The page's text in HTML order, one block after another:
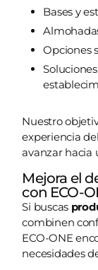
Bases y
Opciones
Nuestro
experiencia
avanzar hacia
Mejora el
con ECO-
Si buscas
combinen
ECO-ONE
necesidades